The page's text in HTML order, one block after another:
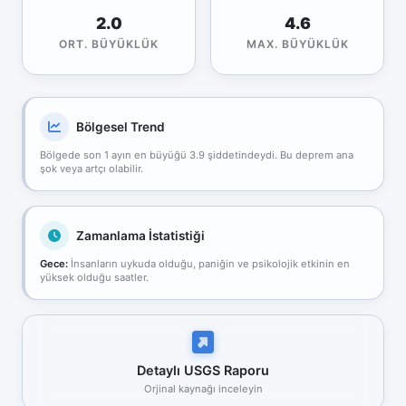
2.0
ORT. BÜYÜKLÜK
4.6
MAX. BÜYÜKLÜK
Bölgesel Trend
Bölgede son 1 ayın en büyüğü 3.9 şiddetindeydi. Bu deprem ana
şok veya artçı olabilir.
Zamanlama İstatistiği
Gece: İnsanların uykuda olduğu, paniğin ve psikolojik etkinin en
yüksek olduğu saatler.
Detaylı USGS Raporu
Orjinal kaynağı inceleyin